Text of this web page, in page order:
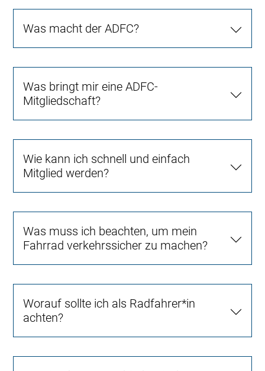
Was macht der ADFC?
Was bringt mir eine ADFC-
Mitgliedschaft?
Wie kann ich schnell und einfach
Mitglied werden?
Was muss ich beachten, um mein
Fahrrad verkehrssicher zu machen?
Worauf sollte ich als Radfahrer*in
achten?